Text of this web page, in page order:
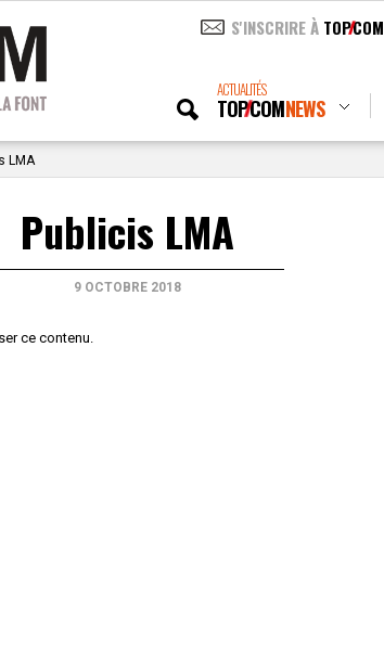
S'INSCRIRE À TOPCOM
ACTUALITÉS
TOPCOMNEWS
LMA
Publicis LMA
9 OCTOBRE 2018
ce contenu.